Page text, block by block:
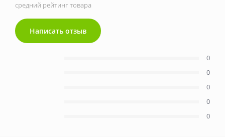
средний рейтинг товара
Написать отзыв
0
0
0
0
0